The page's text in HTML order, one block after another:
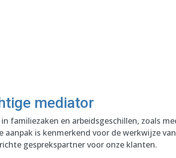
mediator
in familiezaken en arbeidsgeschillen, zoals
is kenmerkend voor de werkwijze
gesprekspartner voor onze klanten.